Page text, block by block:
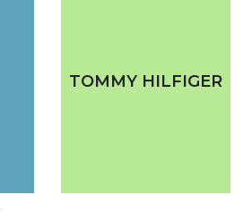
TOMMY HILFIGER